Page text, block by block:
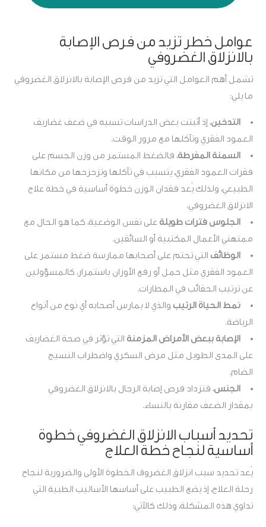
عوامل خطر تزيد من فرص الإصابة
بالانزلاق الغضروفي
تشمل أهم العوامل التي تزيد من فرص الإصابة بالانزلاق الغضروفي
ما يلي:
التدخين، إذ أثبتت بعض الدراسات تسببه في ضعف غضاريف
العمود الفقري وتآكلها مع مرور الوقت.
السمنة المفرطة، فالضغط المستمر من وزن الجسم على
فقرات العمود الفقري، يتسبب في تآكلها وتزحزحها من مكانها
الطبيعي، ولذلك يُعد فقدان الوزن خطوة أساسية في خطة علاج
الانزلاق الغضروفي.
الجلوس فترات طويلة على نفس الوضعية، كما هو الحال مع
ممتهني الأعمال المكتبية أو السائقين.
الوظائف التي تحتم على أصحابها ممارسة ضغط مستمر على
العمود الفقري مثل حمل أو رفع الأوزان باستمرار، كالمسؤولين
عن ترتيب الحقائب في المطارات.
نمط الحياة الرتيب والذي لا يمارس أصحابه أي نوع من أنواع
الرياضة.
الإصابة ببعض الأمراض المزمنة التي تؤثر في صحة الغضاريف
على المدى الطويل مثل مرض السكري واضطراب النسيج
الضام.
الجنس، فتزداد فرص إصابة الرجال بالانزلاق الغضروفي
بمقدار الضعف مقارنة بالنساء.
تحديد أسباب الانزلاق الغضروفي خطوة
أساسية لنجاح خطة العلاج
يُعد تحديد سبب انزلاق الغضروف الخطوة الأولى والضرورية لنجاح
رحلة العلاج، إذ يضع الطبيب على أساسها الأساليب الطبية التي
تداوي هذه المشكلة، وذلك كالآتي: